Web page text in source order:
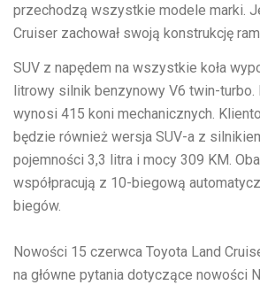
przechodzą wszystkie modele marki.
Cruiser zachował swoją konstrukcję
SUV z napędem na wszystkie koła
litrowy silnik benzynowy V6 twin-turbo.
wynosi 415 koni mechanicznych.
będzie również wersja SUV-a z
pojemności 3,3 litra i mocy 309 KM.
współpracują z 10-biegową
biegów.
Nowości 15 czerwca Toyota Land
na główne pytania dotyczące nowości